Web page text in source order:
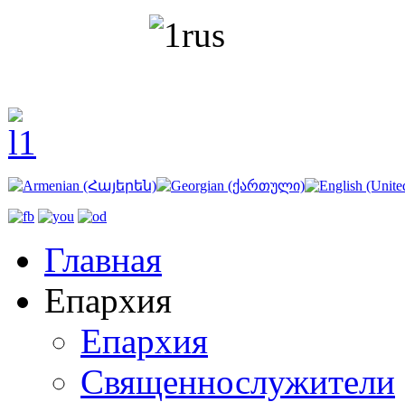
Главная
Епархия
Епархия
Священнослужители